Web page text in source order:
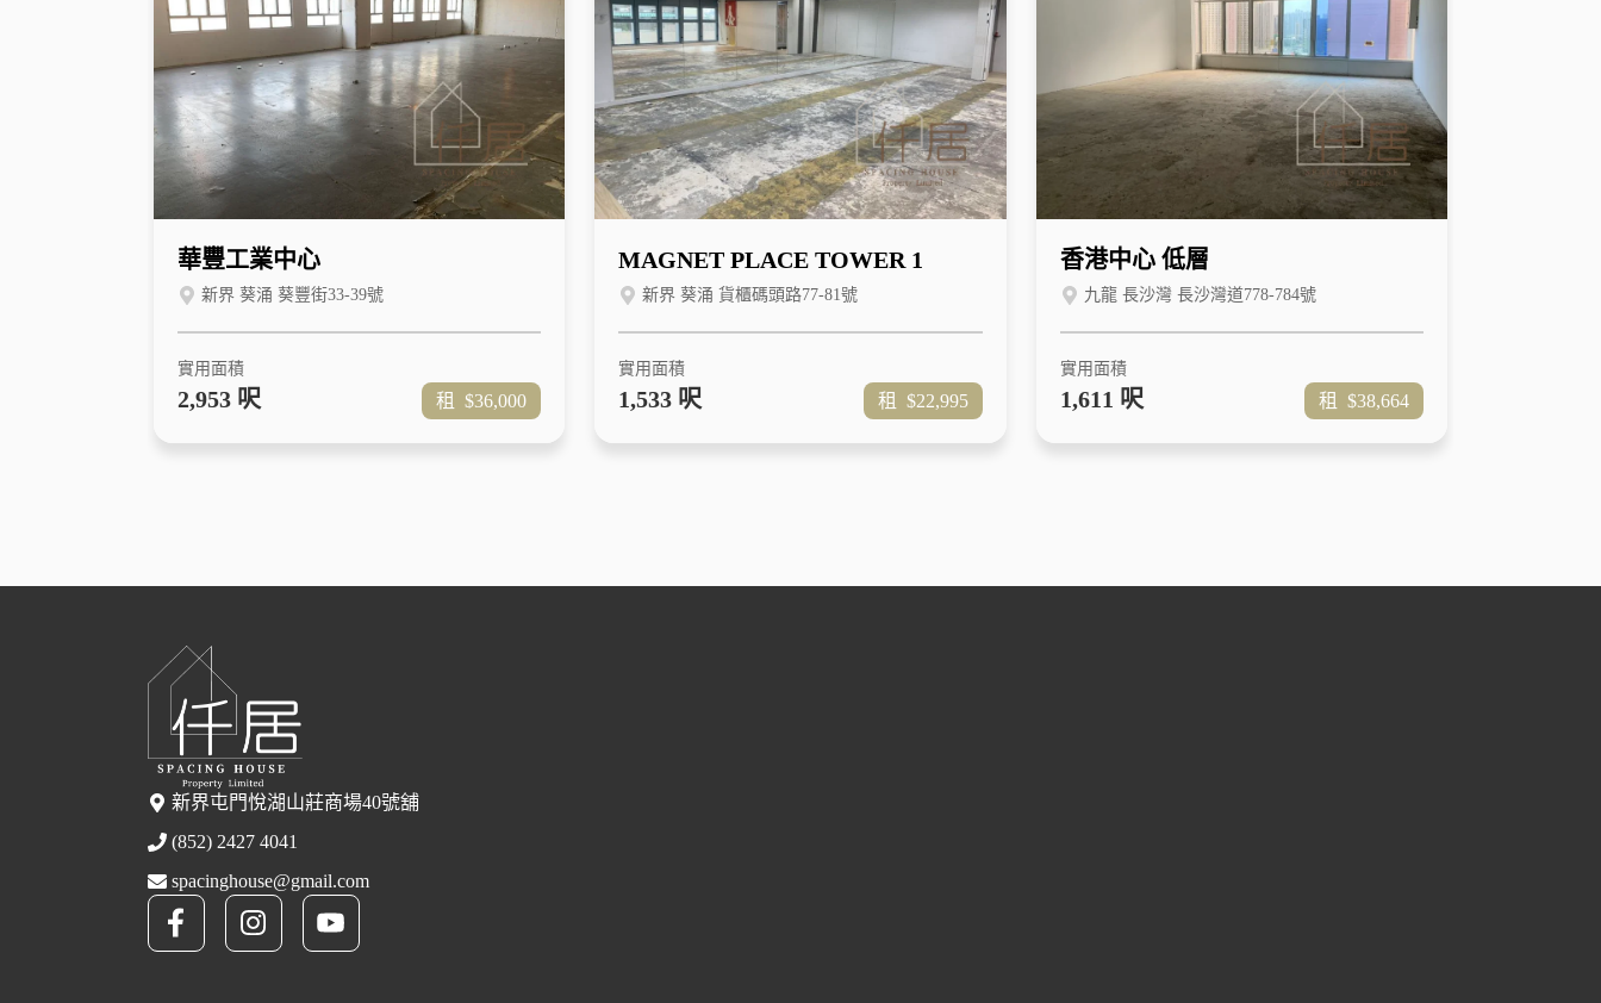
華豐工業中心
新界 葵涌 葵豐街33-39號
實用面積
2,953 呎 租 $36,000
MAGNET PLACE TOWER 1
新界 葵涌 貨櫃碼頭路77-81號
實用面積
1,533 呎 租 $22,995
香港中心 低層
九龍 長沙灣 長沙灣道778-784號
實用面積
1,611 呎 租 $38,664
新界屯門悅湖山莊商場40號舖
(852) 2427 4041
spacinghouse@gmail.com